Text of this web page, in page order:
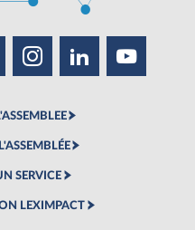
SERVICE
LEXIMPACT